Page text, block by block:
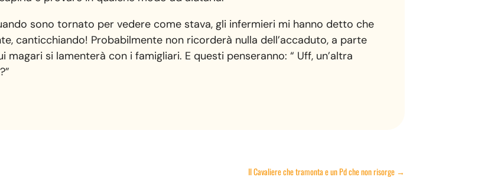
sono tornato per vedere come stava, gli infermieri mi hanno detto che
canticchiando! Probabilmente non ricorderà nulla dell’accaduto, a parte
si lamenterà con i famigliari. E questi penseranno: “ Uff, un’altra
Il Cavaliere che tramonta e un Pd che non risorge→